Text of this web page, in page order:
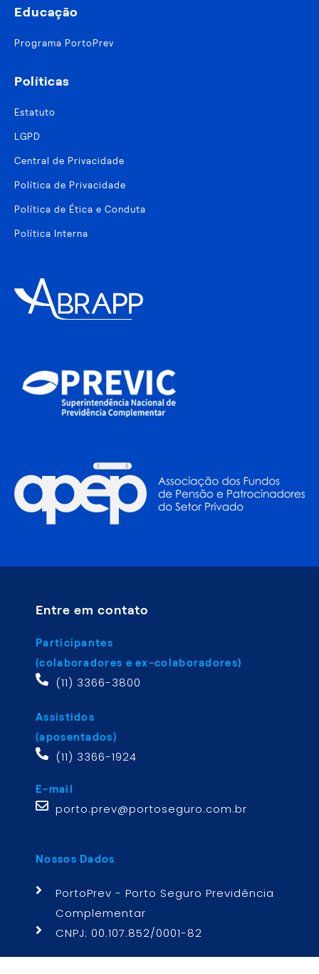
Educação
Programa PortoPrev
Políticas
Estatuto
LGPD
Central de Privacidade
Política de Privacidade
Política de Ética e Conduta
Política Interna
Entre em contato
Participantes
(colaboradores e ex-colaboradores)
(11) 3366-3800
Assistidos
(aposentados)
(11) 3366-1924
E-mail
porto.prev@portoseguro.com.br
Nossos Dados
PortoPrev - Porto Seguro Previdência
Complementar
CNPJ: 00.107.852/0001-82